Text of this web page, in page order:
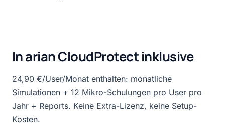
In arian CloudProtect inklusive
24,90 €/User/Monat enthalten: monatliche
Simulationen + 12 Mikro-Schulungen pro User pro
Jahr + Reports. Keine Extra-Lizenz, keine Setup-
Kosten.